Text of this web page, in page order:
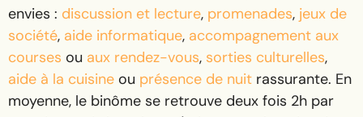
envies : discussion et lecture, promenades, jeux de
société, aide informatique, accompagnement aux
courses ou aux rendez-vous, sorties culturelles,
aide à la cuisine ou présence de nuit rassurante. En
moyenne, le binôme se retrouve deux fois 2h par